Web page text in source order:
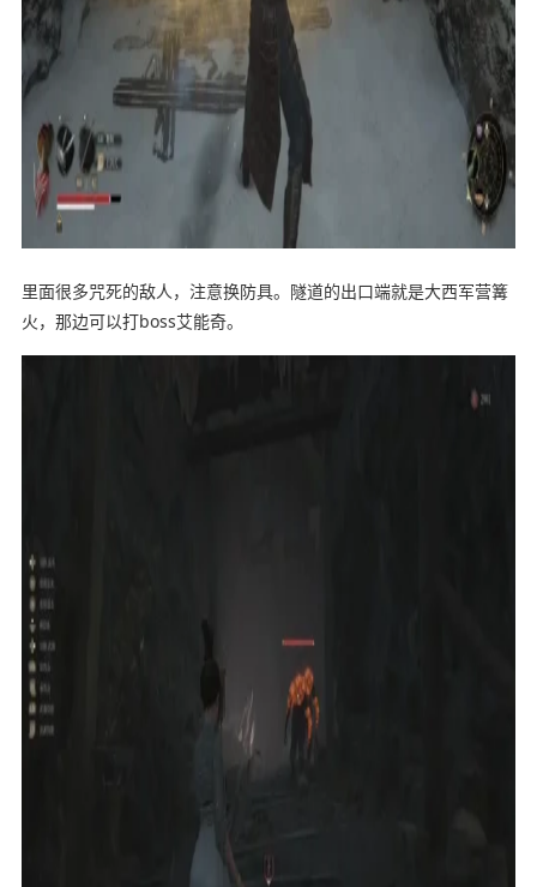
里面很多咒死的敌人，注意换防具。隧道的出口端就是大西军营篝
火，那边可以打boss艾能奇。